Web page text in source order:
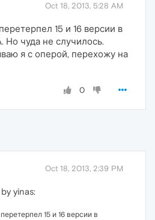
Oct 18, 2013, 5:28 AM
15 и 16 версии в
чуда не случилось.
я с оперой, перехожу на
0
Oct 18, 2013, 2:39 PM
yinas:
15 и 16 версии в